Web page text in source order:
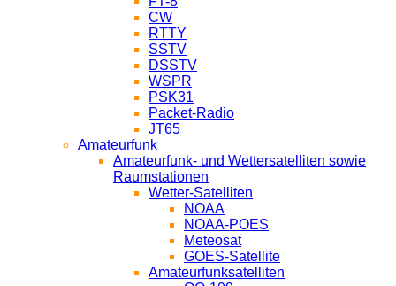
CW
RTTY
SSTV
DSSTV
WSPR
PSK31
Packet-Radio
JT65
Amateurfunk
Amateurfunk- und Wettersatelliten sowie
Raumstationen
Wetter-Satelliten
NOAA
NOAA-POES
Meteosat
GOES-Satellite
Amateurfunksatelliten